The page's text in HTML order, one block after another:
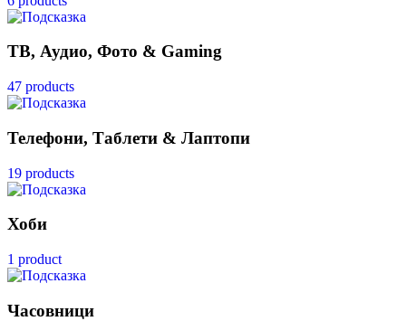
ТВ, Аудио, Фото & Gaming
47 products
Телефони, Таблети & Лаптопи
19 products
Хоби
1 product
Часовници